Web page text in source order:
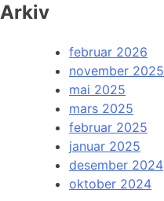
Arkiv
februar 2026
november 2025
mai 2025
mars 2025
februar 2025
januar 2025
desember 2024
oktober 2024